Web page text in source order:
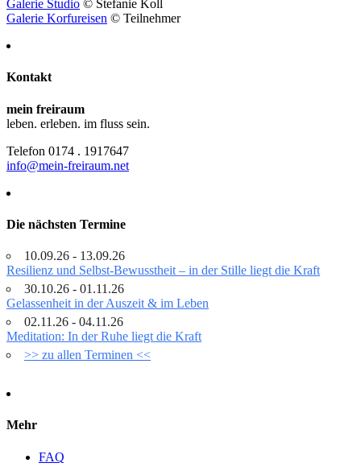
Galerie Studio © Stefanie Koll
Galerie Korfureisen © Teilnehmer
Kontakt
mein freiraum
leben. erleben. im fluss sein.
Telefon 0174 . 1917647
info@mein-freiraum.net
Die nächsten Termine
10.09.26 - 13.09.26
Resilienz und Selbst-Bewusstheit – in der Stille liegt die Kraft
30.10.26 - 01.11.26
Gelassenheit in der Auszeit & im Leben
02.11.26 - 04.11.26
Meditation: In der Ruhe liegt die Kraft
>> zu allen Terminen <<
Mehr
FAQ